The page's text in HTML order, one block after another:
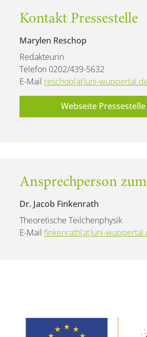
Kontakt Pressestelle
Marylen Reschop
Redakteurin
Telefon 0202/439-5632
E-Mail reschop[at]uni-
Webseite Pressestelle
Ansprechperson
Dr. Jacob Finkenrath
Theoretische Teilchenphysik
E-Mail finkenrath[at]uni-